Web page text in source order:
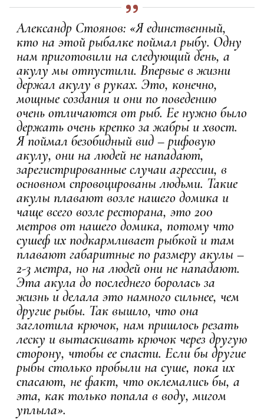
Александр Стоянов: «Я единственный,
кто на этой рыбалке поймал рыбу. Одну
нам приготовили на следующий день, а
акулу мы отпустили. Впервые в жизни
держал акулу в руках. Это, конечно,
мощные создания и они по поведению
очень отличаются от рыб. Ее нужно было
держать очень крепко за жабры и хвост.
Я поймал безобидный вид – рифовую
акулу, они на людей не нападают,
зарегистрированные случаи агрессии, в
основном спровоцированы людьми. Такие
акулы плавают возле нашего домика и
чаще всего возле ресторана, это 200
метров от нашего домика, потому что
сушеф их подкармливает рыбкой и там
плавают габаритные по размеру акулы –
2-3 метра, но на людей они не нападают.
Эта акула до последнего боролась за
жизнь и делала это намного сильнее, чем
другие рыбы. Так вышло, что она
заглотила крючок, нам пришлось резать
леску и вытаскивать крючок через другую
сторону, чтобы ее спасти. Если бы другие
рыбы столько пробыли на суше, пока их
спасают, не факт, что оклемались бы, а
эта, как только попала в воду, мигом
уплыла».